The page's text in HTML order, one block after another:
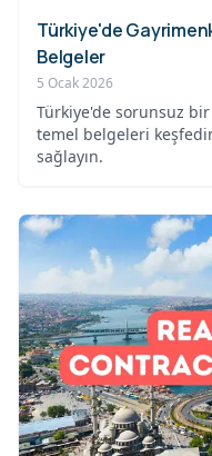
Türkiye'de
Belgeler
5 Ocak 2026
Türkiye'de sorunsuz bir
temel belgeleri
sağlayın.